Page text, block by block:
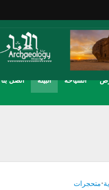
اتصل بنا البيئة السياحة
•متحجرات